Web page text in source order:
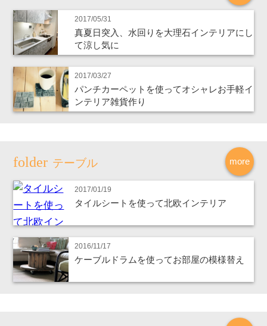
2017/05/31
真夏日突入、水回りを大理石インテリアにし
て涼し気に
2017/03/27
パンチカーペットを使ってオシャレお手軽イ
ンテリア雑貨作り
more
テーブル
2017/01/19
タイルシートを使って北欧インテリア
2016/11/17
ケーブルドラムを使ってお部屋の模様替え